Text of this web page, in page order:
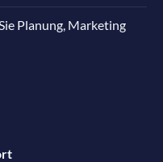
Planung, Marketing